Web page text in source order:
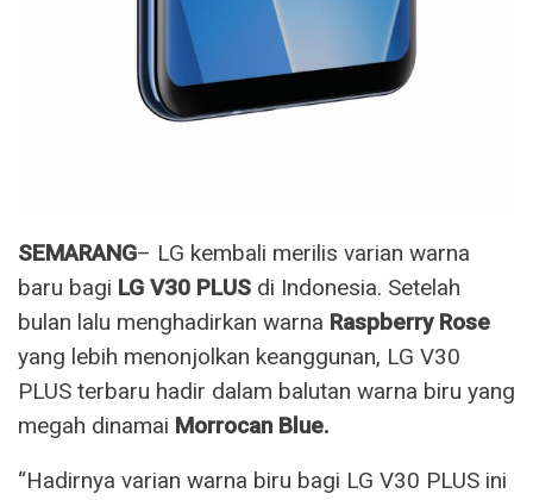
SEMARANG– LG kembali merilis varian warna
baru bagi LG V30 PLUS di Indonesia. Setelah
bulan lalu menghadirkan warna Raspberry Rose
yang lebih menonjolkan keanggunan, LG V30
PLUS terbaru hadir dalam balutan warna biru yang
megah dinamai Morrocan Blue.
“Hadirnya varian warna biru bagi LG V30 PLUS ini